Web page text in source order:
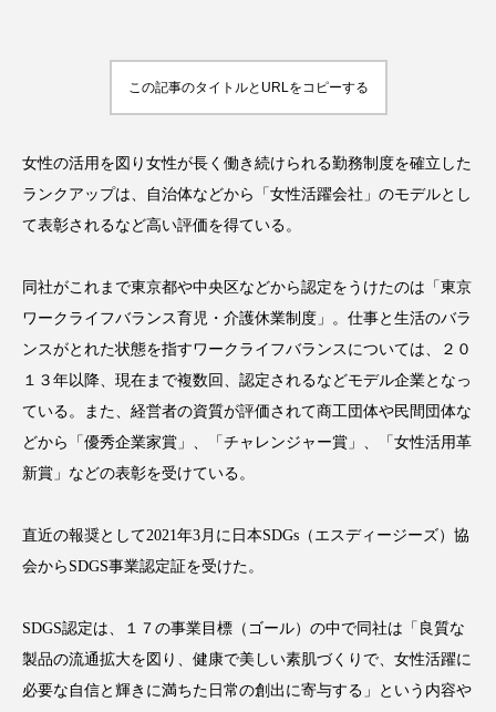
インタビュー インナービューティー 冷え
ウェアラブルデバイス ウェルネス
エクソソーム オーガニック オゾン
カカイオイル ガジェット キーワード
クルエルティフリー
コグニティブヘルス コスト削減
コネクテッド・ビューティ コミュニケーション
コルチゾール サステナビリティ
この記事のタイトルとURLをコピーする
女性の活用を図り女性が長く働き続けられる勤務制度を確立した
ランクアップは、自治体などから「女性活躍会社」のモデルとし
て表彰されるなど高い評価を得ている。
同社がこれまで東京都や中央区などから認定をうけたのは「東京
ワークライフバランス育児・介護休業制度」。仕事と生活のバラ
ンスがとれた状態を指すワークライフバランスについては、２０
１３年以降、現在まで複数回、認定されるなどモデル企業となっ
ている。また、経営者の資質が評価されて商工団体や民間団体な
どから「優秀企業家賞」、「チャレンジャー賞」、「女性活用革
新賞」などの表彰を受けている。
直近の報奨として2021年3月に日本SDGs（エスディージーズ）協
会からSDGS事業認定証を受けた。
SDGS認定は、１７の事業目標（ゴール）の中で同社は「良質な
製品の流通拡大を図り、健康で美しい素肌づくりで、女性活躍に
必要な自信と輝きに満ちた日常の創出に寄与する」という内容や